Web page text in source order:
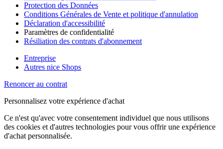
Protection des Données
Conditions Générales de Vente et politique d'annulation
Déclaration d'accessibilité
Paramètres de confidentialité
Résiliation des contrats d'abonnement
Entreprise
Autres nice Shops
Renoncer au contrat
Personnalisez votre expérience d'achat
Ce n'est qu'avec votre consentement individuel que nous utilisons
des cookies et d'autres technologies pour vous offrir une expérience
d'achat personnalisée.